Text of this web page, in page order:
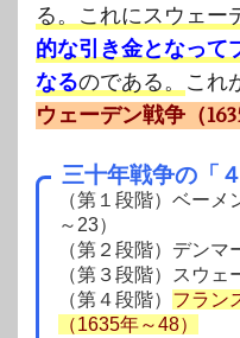
る。これにスウェー
的な引き金となって
なるのである。 これ
ウェーデン戦争（
三十年戦争の「
（第１段階）ベー
～23）
（第２段階）デンマ
（第３段階）スウェ
（第４段階） フラン
（1635年～48）